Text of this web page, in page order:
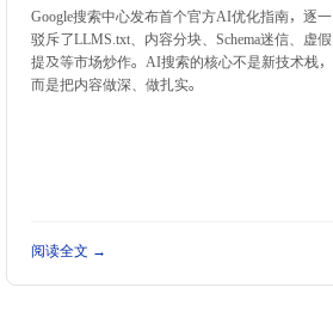
Google搜索中心发布首个官方AI优化指南，逐一
驳斥了LLMS.txt、内容分块、Schema迷信、虚假
提及等市场炒作。AI搜索的核心不是新技术栈，
而是把内容做深、做扎实。
阅读全文 →